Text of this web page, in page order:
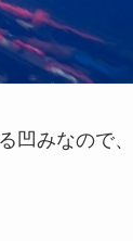
凹みなので